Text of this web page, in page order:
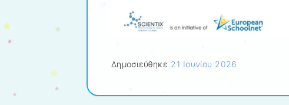
Δημοσιεύθηκε 21 Ιουνίου 2026